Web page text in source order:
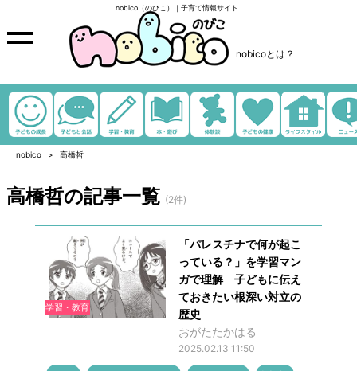
nobico（のびこ）｜子育て情報サイト
nobicoとは？
nobico 高橋哲
高橋哲の記事一覧 (2件)
学習・教育
「パレスチナで何が起こ
っている？」を学習マン
ガで理解 子どもに伝え
ておきたい根深い対立の
歴史
おがたたかはる
2025.02.13 11:50